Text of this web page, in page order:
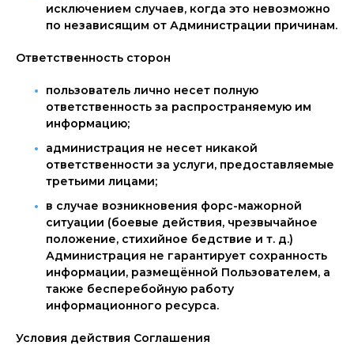
исключением случаев, когда это невозможно
по независящим от Администрации причинам.
Ответственность сторон
пользователь лично несет полную
ответственность за распространяемую им
информацию;
администрация не несет никакой
ответственности за услуги, предоставляемые
третьими лицами;
в случае возникновения форс-мажорной
ситуации (боевые действия, чрезвычайное
положение, стихийное бедствие и т. д.)
Администрация не гарантирует сохранность
информации, размещённой Пользователем, а
также бесперебойную работу
информационного ресурса.
Условия действия Соглашения